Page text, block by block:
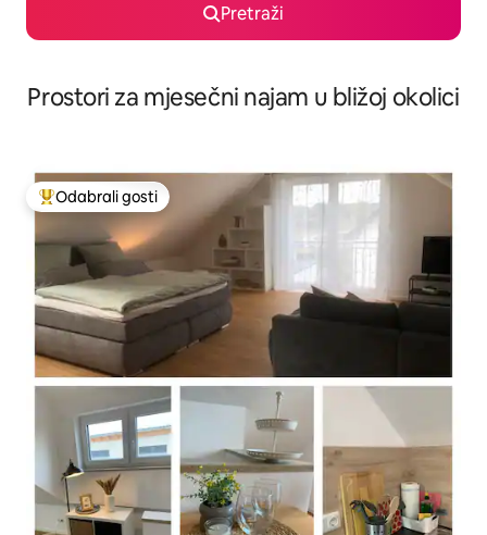
Pretraži
Prostori za mjesečni najam u bližoj okolici
Među najviše rangiranima s oznakom „Odabrali gosti”
Odabrali gosti